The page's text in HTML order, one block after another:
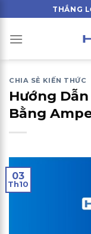
to
content
THẮNG
CHIA SẺ KIẾN THỨC
Hướng
Bằng
03
Th10